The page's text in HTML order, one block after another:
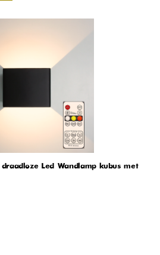
Led Wandlamp kubus met